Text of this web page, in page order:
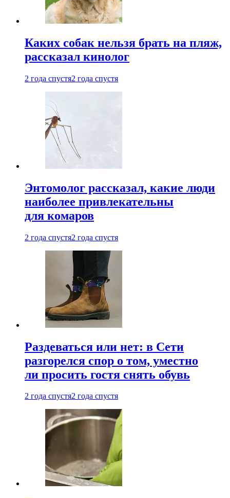
Каких собак нельзя брать на пляж,
рассказал кинолог
2 года спустя2 года спустя
Энтомолог рассказал, какие люди
наиболее привлекательны
для комаров
2 года спустя2 года спустя
Раздеваться или нет: в Сети
разгорелся спор о том, уместно
ли просить гостя снять обувь
2 года спустя2 года спустя